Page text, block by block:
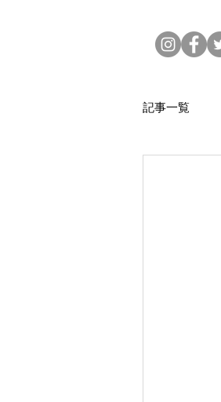
記事一覧